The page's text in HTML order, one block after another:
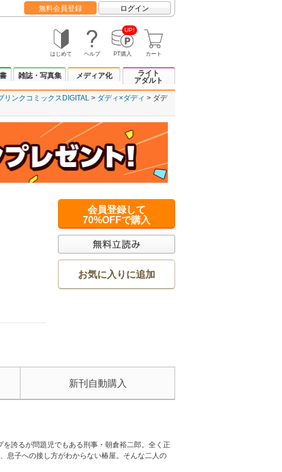
無料会員登録 ログイン
はじめて ヘルプ
UP!
PT購入 カート
雑誌・写真集 メディア化
ライト
アダルト
リンクコミックスDIGITAL ダディ×ダディ
ダデ
会員登録して
70%OFFで購入
お気に入りに追加
新刊自動購入
誇るが問題児でもある刑事・朝倉裕二郎。全く正
息子への接し方がわからない椿屋。そんな二人の